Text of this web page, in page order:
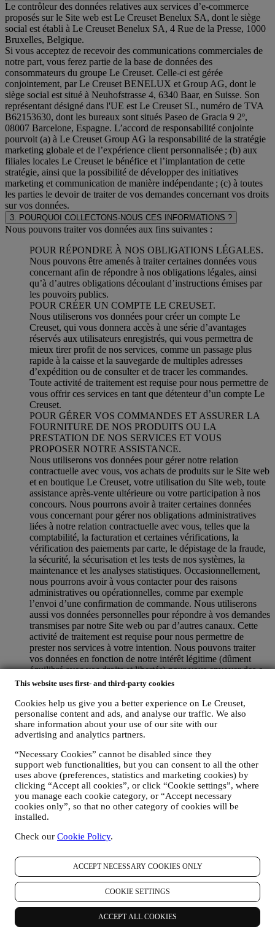
This website uses first- and third-party cookies
Cookies help us give you a better experience on Le Creuset,
personalise content and ads, and analyse our traffic. We also
share information about your use of our site with our
advertising and analytics partners.
“Necessary Cookies” cannot be disabled since they
support web functionalities, but you can consent to all the other
uses above (preferences, statistics and marketing cookies) by
clicking “Accept all cookies”, or click “Cookie settings”, where
you manage each cookie category, or “Accept necessary
cookies only”, so that no other category of cookies will be
installed.
Check our Cookie Policy.
ACCEPT NECESSARY COOKIES ONLY
COOKIE SETTINGS
ACCEPT ALL COOKIES
Le contrôleur des données relatives aux services d’e-commerce
proposés sur le Site web est Le Creuset Benelux SA, dont le siège
social est établi à Le Creuset Benelux SA, 4 Rue de la Presse, 1000
Bruxelles, Belgique.
Si vous acceptez de recevoir des communications commerciales de
notre part, vous ferez partie de la base de données des
consommateurs du groupe Le Creuset. Celle-ci est gérée
conjointement, par Le Creuset BENELUX et Group AG, dont le
siège social est situé à Neuhofstrasse 4, 6340 Baar, en Suisse. Son
représentant désigné dans l'UE est Le Creuset SL, numéro de TVA
B62153630, dont les bureaux sont situés Paseo de Gracia 9 2º,
08007 Barcelone, Espagne. L’accord de responsabilité conjointe
pourvoit (a) à Le Creuset Group AG la responsabilité de la stratégie
marketing globale et de l’expérience client personnalisée ; (b) aux
filiales locales Le Creuset le bénéfice et l’implantation de cette
stratégie, ainsi que la possibilité de développer des initiatives
marketing et communication de manière indépendante ; (c) à toutes
les parties le devoir de traiter de vos demandes concernant vos droits
sur vos données.
3. POURQUOI COLLECTONS-NOUS CES INFORMATIONS ?
Nous pouvons traiter vos données aux fins suivantes :
POUR RÉPONDRE À NOS OBLIGATIONS LÉGALES.
Nous pouvons être amenés à traiter certaines données vous
concernant afin de répondre à nos obligations légales, ainsi
qu’à d’autres obligations découlant d’instructions émises par
les pouvoirs publics.
POUR CRÉER UN COMPTE LE CREUSET.
Nous utiliserons vos données pour créer un compte Le
Creuset, qui vous donnera accès à une série d’avantages
réservés aux utilisateurs enregistrés, qui vous permettra de
mieux tirer profit de nos services, comme un passage plus
rapide à la caisse et la sauvegarde de multiples adresses
d’expédition ou de consulter et de tracer les commandes.
Toute activité de traitement est requise pour nous permettre de
vous offrir ces services en tant que détenteur d’un compte Le
Creuset.
POUR GÉRER VOS COMMANDES ET ASSURER LA
FOURNITURE DE NOS PRODUITS OU LA
PRESTATION DE NOS SERVICES ET VOUS
PROPOSER NOTRE ASSISTANCE.
Nous utiliserons vos données pour gérer notre relation
contractuelle avec vous, vos achats de produits sur le Site web
et en boutique Le Creuset, votre utilisation du Site web, toute
assistance après-vente ultérieure ou votre participation à nos
concours. Nous pourrons avoir à traiter certaines données
vous concernant pour gérer nos obligations administratives
liées à notre relation contractuelle avec vous, telles que la
comptabilité, la facturation et certaines vérifications, la
vérification des paiements par carte, le dépistage de la fraude,
la sécurité, la sécurisation et les tests de nos systèmes, la
maintenance et les analyses statistiques. Occasionnellement,
nous pourrons avoir à vous contacter pour des raisons
administratives ou opérationnelles, comme par exemple
l’envoi d’une confirmation de commande. Nous utiliserons
aussi vos données personnelles pour répondre à vos demandes
transmises par notre Site web ou par d’autres canaux. Cette
activité de traitement est requise pour nous permettre de
prester nos services à votre intention. Nous pouvons traiter
vos données en fonction de notre intérêt légitime (dûment
équilibré avec vos droits et libertés) pour vous envoyer des e-
mails de suivi dans le cas où vous auriez ajouté des articles
ne finalisez pas l'achat dans un certain délai, aucune autre
communication de suivi ne sera envoyée.
POUR VOUS INFORMER À PROPOS DES
NOUVELLES ET OFFRES CONCERNANT LES
Si vous nous avez donné votre autorisation dans ce sens (par
exemple en souscrivant à notre lettre d’information au
moment de créer un compte sur le Site web), nous vous ferons
parvenir des communications de marketing personnalisées et
des nouvelles concernant les initiatives lancées par Le Creuset
et promues par les filiales de son groupe, ou par ses affiliés et
vous contacterons par e-mail, par SMS ou par les réseaux
telles communications seront liées aux produits Le Creuset,
aux ouvertures de nouveaux magasins, aux événements
exclusifs, concours, enquêtes et démonstrations organisés par
Le Creuset ou à des offres spéciales qui pourraient vous
intéresser. Ces communications pourront être sélectionnées ou
rédigées spécialement à votre intention, sur base de données